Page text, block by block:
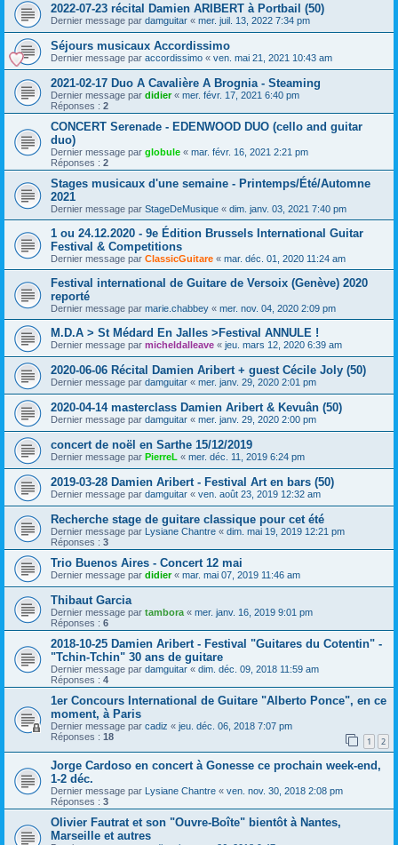
2022-07-23 récital Damien ARIBERT à Portbail (50)
Dernier message par damguitar « mer. juil. 13, 2022 7:34 pm
Séjours musicaux Accordissimo
Dernier message par accordissimo « ven. mai 21, 2021 10:43 am
2021-02-17 Duo A Cavalière A Brognia - Steaming
Dernier message par didier« mer. févr. 17, 2021 6:40 pm
Réponses : 2
CONCERT Serenade - EDENWOOD DUO (cello and guitar
duo)
Dernier message par globule « mar. févr. 16, 2021 2:21 pm
Réponses : 2
Stages musicaux d'une semaine - Printemps/Été/Automne
2021
Dernier message par StageDeMusique « dim. janv. 03, 2021 7:40 pm
1 ou 24.12.2020 - 9e Édition Brussels International Guitar
Festival & Competitions
Dernier message par ClassicGuitare « mar. déc. 01, 2020 11:24 am
Festival international de Guitare de Versoix (Genève) 2020
reporté
Dernier message par marie.chabbey « mer. nov. 04, 2020 2:09 pm
M.D.A > St Médard En Jalles >Festival ANNULE !
Dernier message par micheldalleave « jeu. mars 12, 2020 6:39 am
2020-06-06 Récital Damien Aribert + guest Cécile Joly (50)
Dernier message par damguitar « mer. janv. 29, 2020 2:01 pm
2020-04-14 masterclass Damien Aribert & Kevuân (50)
Dernier message par damguitar « mer. janv. 29, 2020 2:00 pm
concert de noël en Sarthe 15/12/2019
Dernier message par PierreL « mer. déc. 11, 2019 6:24 pm
2019-03-28 Damien Aribert - Festival Art en bars (50)
Dernier message par damguitar « ven. août 23, 2019 12:32 am
Recherche stage de guitare classique pour cet été
Dernier message par Lysiane Chantre « dim. mai 19, 2019 12:21 pm
Réponses : 3
Trio Buenos Aires - Concert 12 mai
Dernier message par didier« mar. mai 07, 2019 11:46 am
Thibaut Garcia
Dernier message par tambora « mer. janv. 16, 2019 9:01 pm
Réponses : 6
2018-10-25 Damien Aribert - Festival "Guitares du Cotentin" -
"Tchin-Tchin" 30 ans de guitare
Dernier message par damguitar « dim. déc. 09, 2018 11:59 am
Réponses : 4
1er Concours International de Guitare "Alberto Ponce", en ce
moment, à Paris
Dernier message par cadiz « jeu. déc. 06, 2018 7:07 pm
Réponses : 18 1 2
Jorge Cardoso en concert à Gonesse ce prochain week-end,
1-2 déc.
Dernier message par Lysiane Chantre « ven. nov. 30, 2018 2:08 pm
Réponses : 3
Olivier Fautrat et son "Ouvre-Boîte" bientôt à Nantes,
Marseille et autres